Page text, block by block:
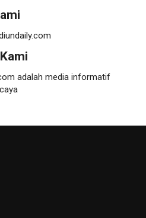
adalah media informatif